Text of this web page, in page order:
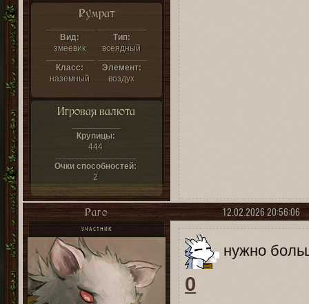
Румрат
Вид:
змеевик
Тип:
всеядный
Класс:
наземный
Элемент:
воздух
Игровая валюта
Крупицы:
444
Очки способностей:
2
12.02.2026 20:56:06
Раго
УЧАСТНИК
нужно
0